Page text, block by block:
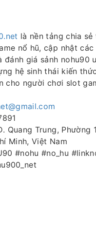
là nền tảng chia
nổ hũ, cập nhật
đánh giá sảnh nohu90
hệ sinh thái kiến
cho người chơi slot
Quang Trung, Phường
Minh, Việt Nam
#nohu #no_hu